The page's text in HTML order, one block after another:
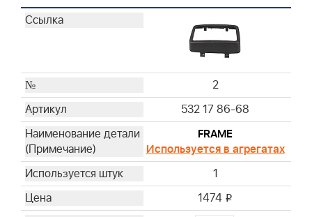
2
532 17 86-68
FRAME
Используется в агрегатах
1
1474 i